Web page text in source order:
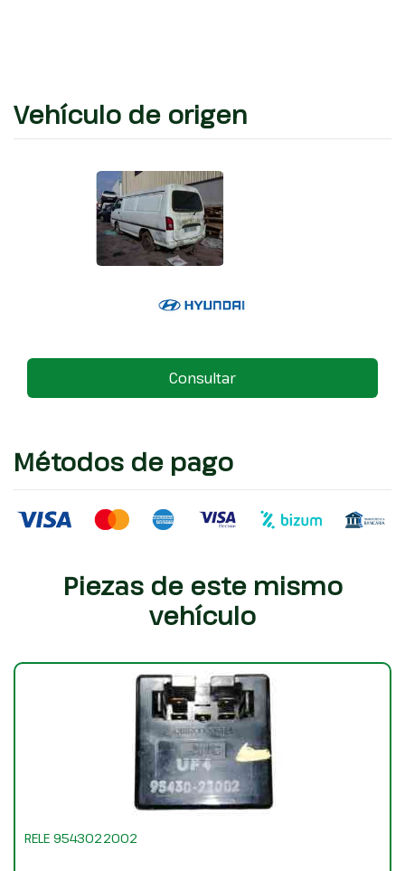
Vehículo de origen
Consultar
Métodos de pago
Piezas de este mismo
vehículo
RELE 9543022002